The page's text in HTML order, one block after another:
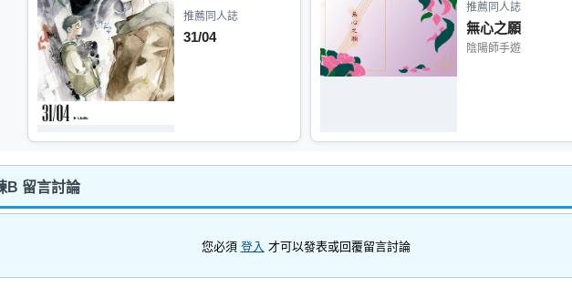
推薦同人誌
31/04
推薦同人誌
無心之願
陰陽師手遊
B 留言討論
您必須 登入 才可以發表或回覆留言討論